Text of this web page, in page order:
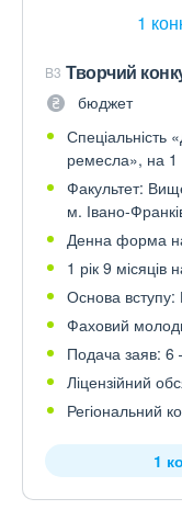
1
B3 Творчий
бюджет
Спеціальність
ремесла», на 1
Факультет:
м. Івано-
Денна форма
1 рік 9
Основа вступу:
Фаховий
Подача заяв:
Ліцензійний
Регіональний
1